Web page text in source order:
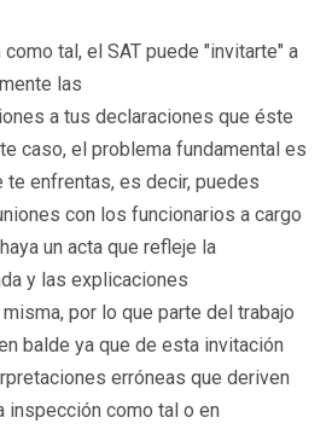
tal, el SAT puede "invitarte" a
las
a tus declaraciones que éste
caso, el problema fundamental es
te enfrentas, es decir, puedes
con los funcionarios a cargo
un acta que refleje la
y las explicaciones
por lo que parte del trabajo
balde ya que de esta invitación
erróneas que deriven
inspección como tal o en